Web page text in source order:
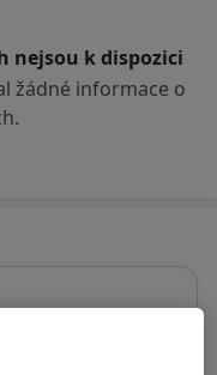
nejsou k dispozici
žádné informace o